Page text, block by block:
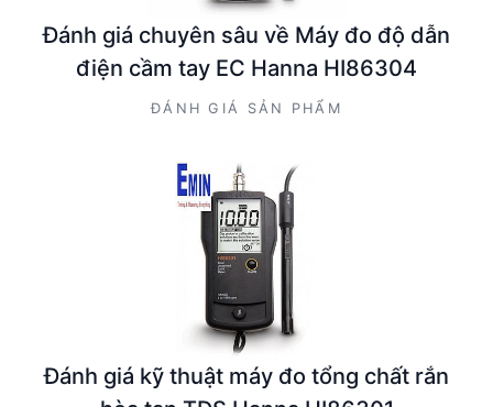
Đánh giá chuyên sâu về Máy đo độ dẫn
điện cầm tay EC Hanna HI86304
ĐÁNH GIÁ SẢN PHẨM
Đánh giá kỹ thuật máy đo tổng chất rắn